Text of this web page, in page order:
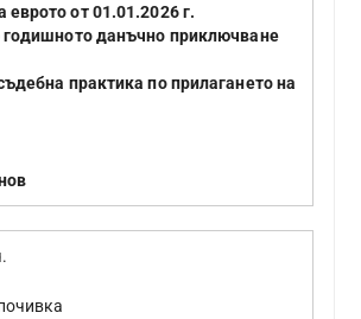
от 01.01.2026 г.
годишното данъчно приключване
практика по прилагането на